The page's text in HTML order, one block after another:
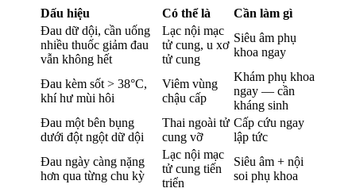
Dấu hiệu Có thể là
Cần làm gì
Đau dữ dội, cần uống
nhiều thuốc giảm đau
vẫn không hết
Lạc nội mạc
tử cung, u xơ
tử cung
Siêu âm phụ
khoa ngay
Đau kèm sốt > 38°C,
khí hư mùi hôi
Viêm vùng
chậu cấp
Khám phụ khoa
ngay — cần
kháng sinh
Đau một bên bụng
dưới đột ngột dữ dội
Thai ngoài tử
cung vỡ
Cấp cứu ngay
lập tức
Đau ngày càng nặng
hơn qua từng chu kỳ
Lạc nội mạc
tử cung tiến
triển
Siêu âm + nội
soi phụ khoa